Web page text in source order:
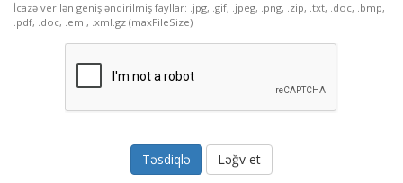
İcazə verilən genişləndirilmiş fayllar: .jpg, .gif, .jpeg, .png, .zip, .txt, .doc, .bmp,
.pdf, .doc, .eml, .xml.gz (maxFileSize)
Ləğv et